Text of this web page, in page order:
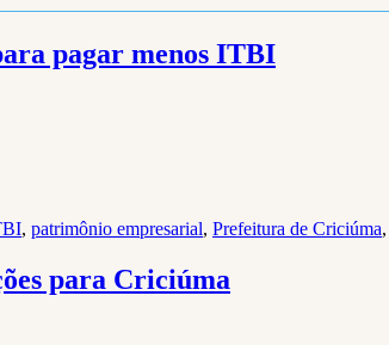
pagar menos ITBI
, patrimônio empresarial, Prefeitura de Criciúma,
para Criciúma